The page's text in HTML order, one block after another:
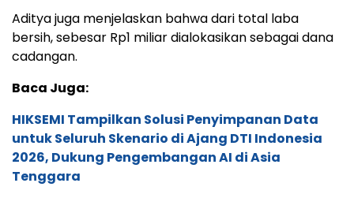
Aditya juga menjelaskan bahwa dari total laba
bersih, sebesar Rp1 miliar dialokasikan sebagai dana
cadangan.
Baca Juga:
HIKSEMI Tampilkan Solusi Penyimpanan Data
untuk Seluruh Skenario di Ajang DTI Indonesia
2026, Dukung Pengembangan AI di Asia
Tenggara